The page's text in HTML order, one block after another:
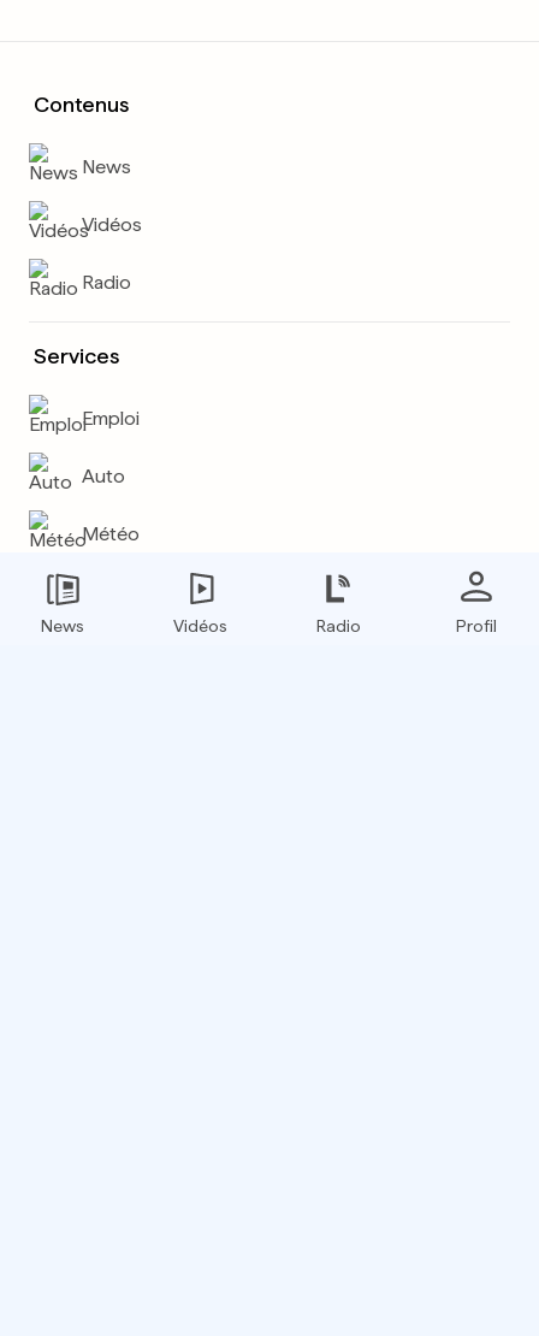
Contenus
News
Vidéos
Radio
Services
Emploi
Auto
Météo
Plus
News Vidéos Radio Profil